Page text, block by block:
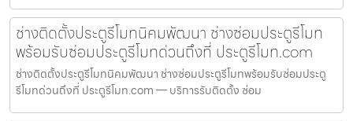
ช่างติดตั้งประตูรีโมทนิคมพัฒนา ช่างซ่อมประตูรีโมท
พร้อมรับซ่อมประตูรีโมทด่วนถึงที่ ประตูรีโมท.com
ช่างติดตั้งประตูรีโมทนิคมพัฒนา ช่างซ่อมประตูรีโมทพร้อมรับซ่อมประตู
รีโมทด่วนถึงที่ ประตูรีโมท.com — บริการรับติดตั้ง ซ่อม